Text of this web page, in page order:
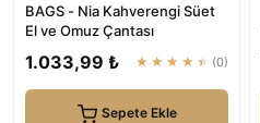
BAGS - Nia Kahverengi Süet
El ve Omuz Çantası
1.033,99 ₺ ★★★★★ (0)
Sepete Ekle